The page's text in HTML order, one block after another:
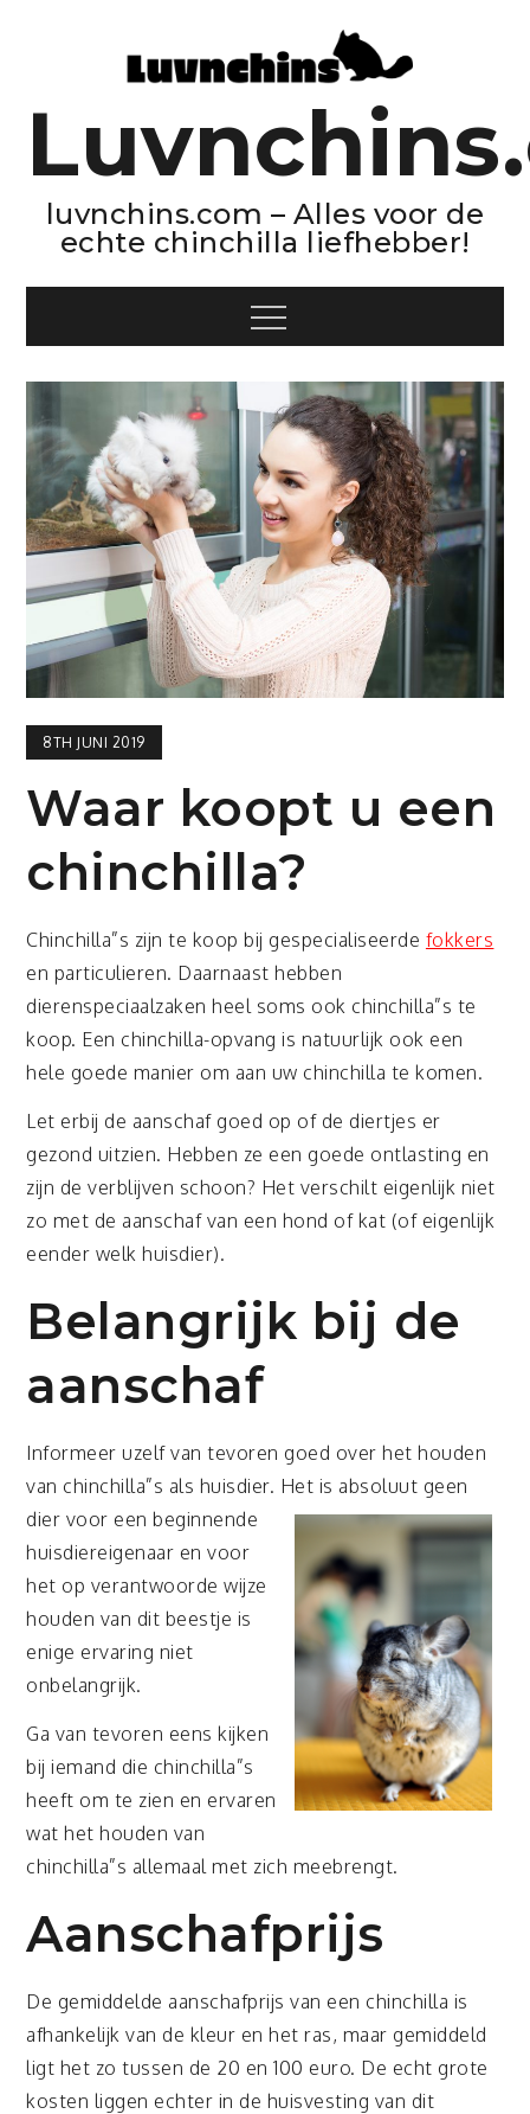
luvnchins.com – Alles voor de
echte chinchilla liefhebber!
Menu
8TH JUNI 2019
Waar koopt u een
chinchilla?
Chinchilla”s zijn te koop bij gespecialiseerde fokkers
en particulieren. Daarnaast hebben
dierenspeciaalzaken heel soms ook chinchilla”s te
koop. Een chinchilla-opvang is natuurlijk ook een
hele goede manier om aan uw chinchilla te komen.
Let erbij de aanschaf goed op of de diertjes er
gezond uitzien. Hebben ze een goede ontlasting en
zijn de verblijven schoon? Het verschilt eigenlijk niet
zo met de aanschaf van een hond of kat (of eigenlijk
eender welk huisdier).
Belangrijk bij de
aanschaf
Informeer uzelf van tevoren goed over het houden
van chinchilla”s als huisdier. Het is absoluut geen
dier voor een beginnende
huisdiereigenaar en voor
het op verantwoorde wijze
houden van dit beestje is
enige ervaring niet
onbelangrijk.
Ga van tevoren eens kijken
bij iemand die chinchilla”s
heeft om te zien en ervaren
wat het houden van
chinchilla”s allemaal met zich meebrengt.
Aanschafprijs
De gemiddelde aanschafprijs van een chinchilla is
afhankelijk van de kleur en het ras, maar gemiddeld
ligt het zo tussen de 20 en 100 euro. De echt grote
kosten liggen echter in de huisvesting van dit